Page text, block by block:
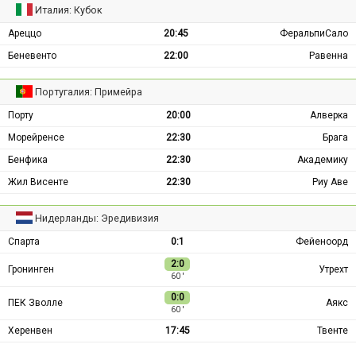
Италия: Кубок
Ареццо 20:45
ФеральпиСало
Беневенто
22:00 Равенна
Португалия: Примейра
Порту 20:00
Алверка
Морейренсе
22:30
Брага
Бенфика
22:30
Академику
Жил Висенте
22:30 Риу Аве
Нидерланды: Эредивизия
Спарта 0:1 Фейеноорд
Гронинген 2:0
60 ′
Утрехт
ПЕК Зволле 0:0
60 ′
Аякс
Херенвен 17:45 Твенте